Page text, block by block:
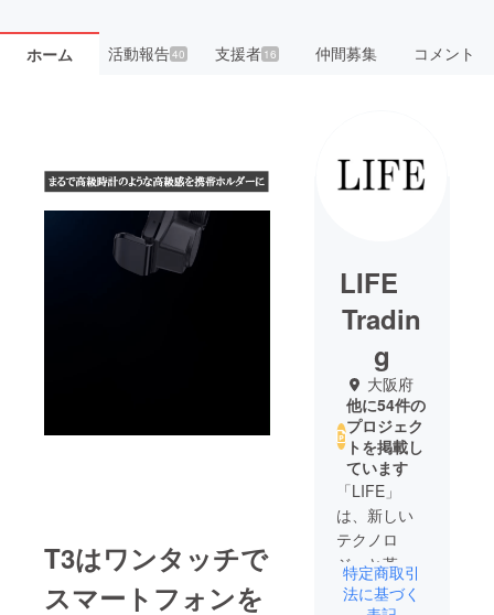
ホーム 活動報告40 支援者 16 仲間募集 コメント
T3はワンタッチで
スマートフォンを
LIFE
Tradin
g
大阪府
他に54件の
プロジェク
トを掲載し
ています
「LIFE」
は、新しい
テクノロ
ジーと革新
的な家電製
特定商取引
法に基づく